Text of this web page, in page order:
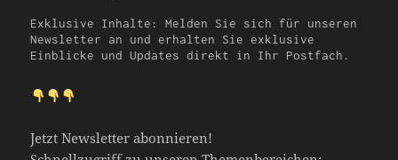
Exklusive Inhalte: Melden Sie sich für unseren
Newsletter an und erhalten Sie exklusive
Einblicke und Updates direkt in Ihr Postfach.
Jetzt Newsletter abonnieren!